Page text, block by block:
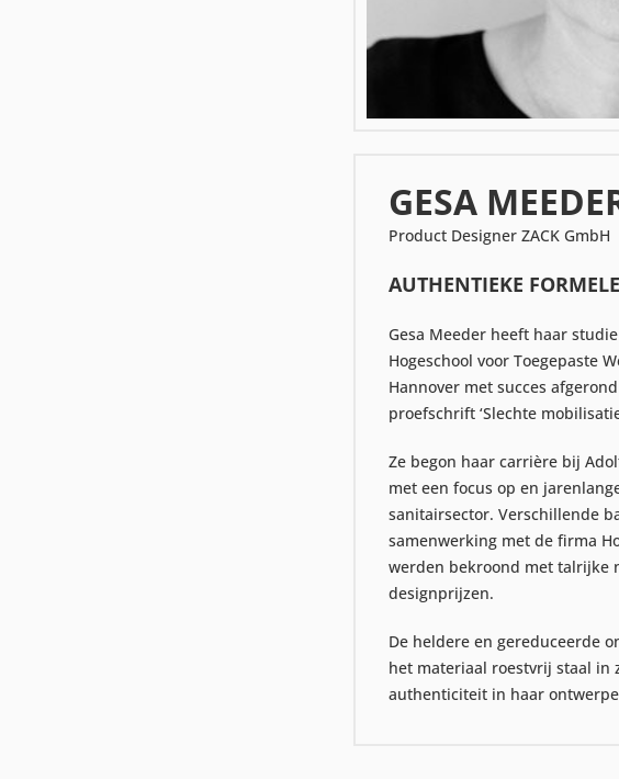
GESA
Product Designer ZACK GmbH
AUTHENTIEKE
Gesa Meeder heeft haar
Hogeschool voor Toegepaste
Hannover met succes
proefschrift ‘Slechte
Ze begon haar carrière bij
met een focus op en
sanitairsector. Verschillende
samenwerking met de firma
werden bekroond met talrijke
designprijzen.
De heldere en gereduceerde
het materiaal roestvrij staal in
authenticiteit in haar